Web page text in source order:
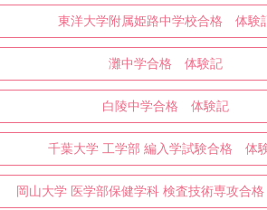
東洋大学附属姫路中学校合格 体験
灘中学合格 体験記
白陵中学合格 体験記
千葉大学 工学部 編入学試験合格 体
岡山大学 医学部保健学科 検査技術専攻合